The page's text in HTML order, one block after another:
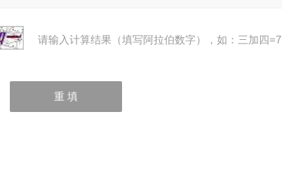
请输入计算结果（填写阿拉伯数字），如：三加四=7